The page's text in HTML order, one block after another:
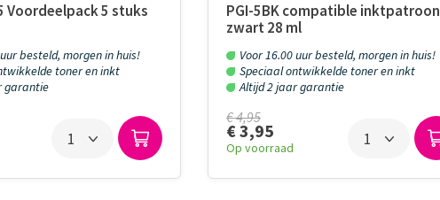
Voordeelpack 5 stuks
besteld, morgen in huis!
toner en inkt
garantie
PGI-5BK compatible inktpatroon
zwart 28 ml
Voor 16.00 uur besteld, morgen in huis!
Speciaal ontwikkelde toner en inkt
Altijd 2 jaar garantie
€ 4,95
€ 3,95
Op voorraad